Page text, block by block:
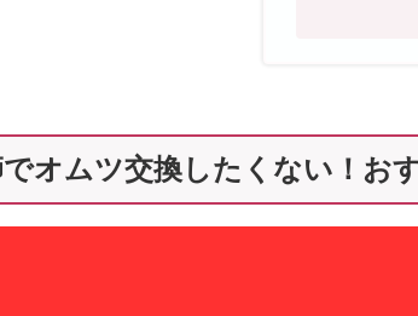
オムツ交換したくない！お